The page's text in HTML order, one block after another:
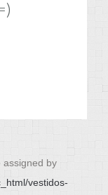
assigned by
vestidos-